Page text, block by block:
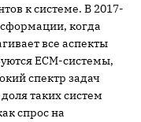
к системе. В 2017-
когда
все аспекты
ECM-системы,
спектр задач
таких систем
спрос на